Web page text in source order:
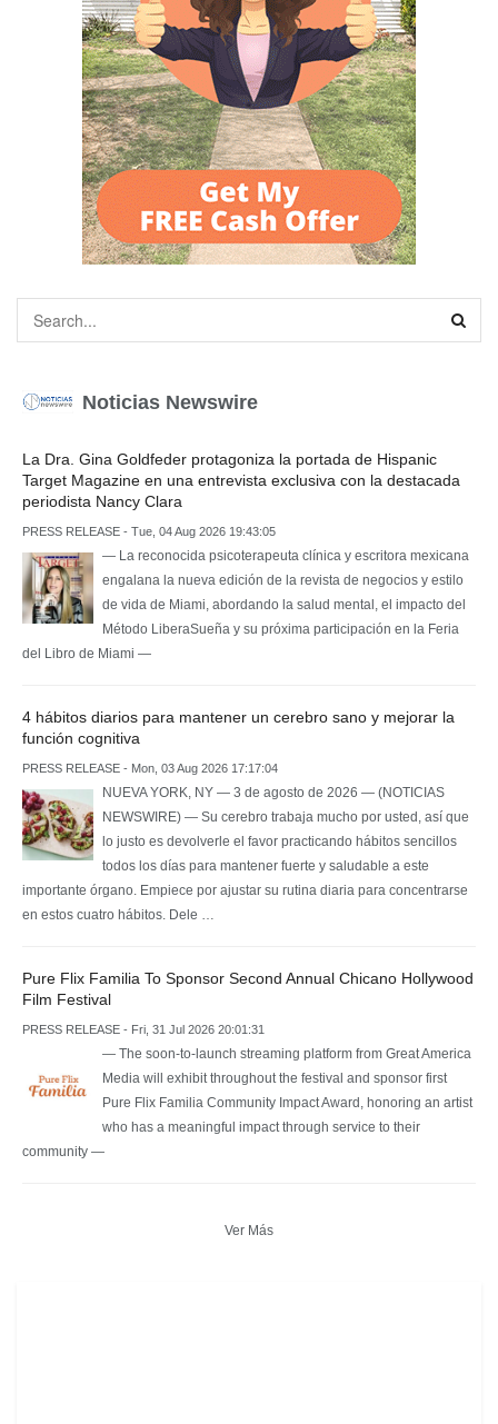
Noticias Newswire
La Dra. Gina Goldfeder protagoniza la portada de Hispanic
Target Magazine en una entrevista exclusiva con la destacada
periodista Nancy Clara
PRESS RELEASE - Tue, 04 Aug 2026 19:43:05
— La reconocida psicoterapeuta clínica y escritora mexicana
engalana la nueva edición de la revista de negocios y estilo
de vida de Miami, abordando la salud mental, el impacto del
Método LiberaSueña y su próxima participación en la Feria
del Libro de Miami —
4 hábitos diarios para mantener un cerebro sano y mejorar la
función cognitiva
PRESS RELEASE - Mon, 03 Aug 2026 17:17:04
NUEVA YORK, NY — 3 de agosto de 2026 — (NOTICIAS
NEWSWIRE) — Su cerebro trabaja mucho por usted, así que
lo justo es devolverle el favor practicando hábitos sencillos
todos los días para mantener fuerte y saludable a este
importante órgano. Empiece por ajustar su rutina diaria para concentrarse
en estos cuatro hábitos. Dele …
Pure Flix Familia To Sponsor Second Annual Chicano Hollywood
Film Festival
PRESS RELEASE - Fri, 31 Jul 2026 20:01:31
— The soon-to-launch streaming platform from Great America
Media will exhibit throughout the festival and sponsor first
Pure Flix Familia Community Impact Award, honoring an artist
who has a meaningful impact through service to their
community —
Ver Más